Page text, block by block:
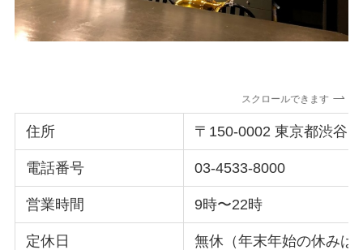
スクロールできます
住所 〒150-0002 東京都渋谷
電話番号 03-4533-8000
営業時間 9時〜22時
定休日 無休（年末年始の休みは